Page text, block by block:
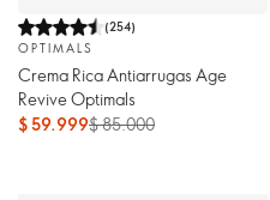
(254)
OPTIMALS
Crema Rica Antiarrugas Age
Revive Optimals
$ 59.999$ 85.000